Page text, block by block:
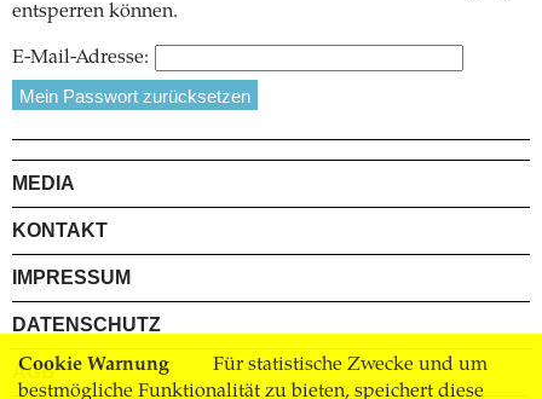
Cookie Warnung
Für statistische Zwecke und um
bestmögliche Funktionalität zu bieten, speichert diese
entsperren können.
E-Mail-Adresse:
MEDIA
KONTAKT
IMPRESSUM
DATENSCHUTZ
AGB